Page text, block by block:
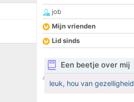
job
Mijn vrienden
Lid sinds
Een beetje over mij
leuk, hou van gezelligheid